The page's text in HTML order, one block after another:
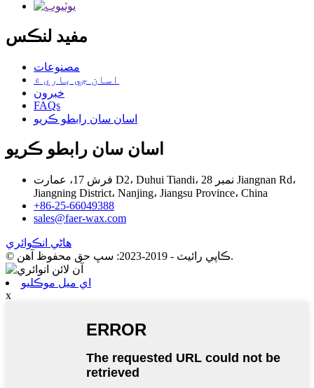
مفيد لنڪس
مصنوعات
اسان جي باري ۾
خبرون
FAQs
اسان سان رابطو ڪريو
اسان سان رابطو ڪريو
فرش 17، عمارت D2، Duhui Tiandi، نمبر 28 Jiangnan Rd،
Jiangning District، Nanjing، Jiangsu Province، China
+86-25-66049388
sales@faer-wax.com
هاڻي انڪوائري
© ڪاپي رائيٽ - 2019-2023: سڀ حق محفوظ آهن.
اي ميل موڪليو
x